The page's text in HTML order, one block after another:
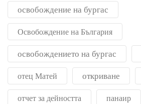
освобождение на бургас
Освобождение на България
освобождението на бургас
отец Матей откриване
отчет за дейността панаир